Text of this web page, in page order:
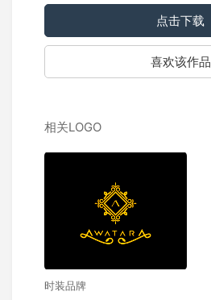
点击下载
喜欢该作品
相关LOGO
时装品牌